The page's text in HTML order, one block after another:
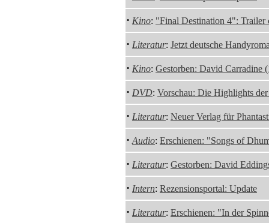
· Kino: "Final Destination 4": Trailer
· Literatur: Jetzt deutsche
· Kino: Gestorben: David Carradine
· DVD: Vorschau: Die Highlights
· Literatur: Neuer Verlag für
· Audio: Erschienen: "Songs of
· Literatur: Gestorben: David
· Intern: Rezensionsportal: Update
· Literatur: Erschienen: "In der